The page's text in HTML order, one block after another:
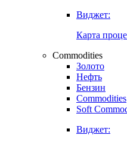
Виджет:
Карта
Commodities
Золото
Нефть
Бензин
Commodities
Soft
Виджет: